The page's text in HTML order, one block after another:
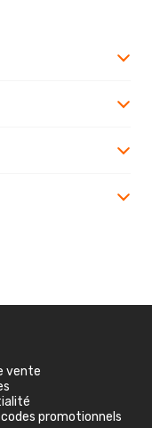
vente
promotionnels